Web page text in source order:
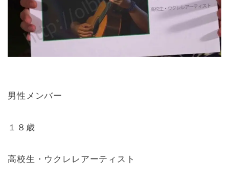
男性メンバー
１８歳
高校生・ウクレレアーティスト